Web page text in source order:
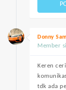
Donny
Member
Keren
tdk ada